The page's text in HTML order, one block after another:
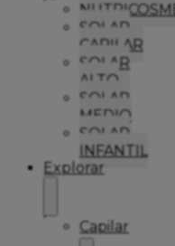
SOLAR
CAPILAR
SOLAR
ALTO
SOLAR
MEDIO
SOLAR
INFANTIL
Explorar
Capilar